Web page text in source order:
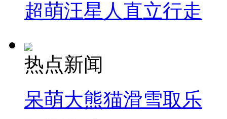
超萌汪星人直立行走
热点新闻
呆萌大熊猫滑雪取乐